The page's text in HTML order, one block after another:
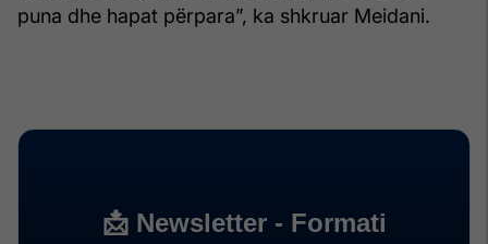
puna dhe hapat përpara”, ka shkruar Meidani.